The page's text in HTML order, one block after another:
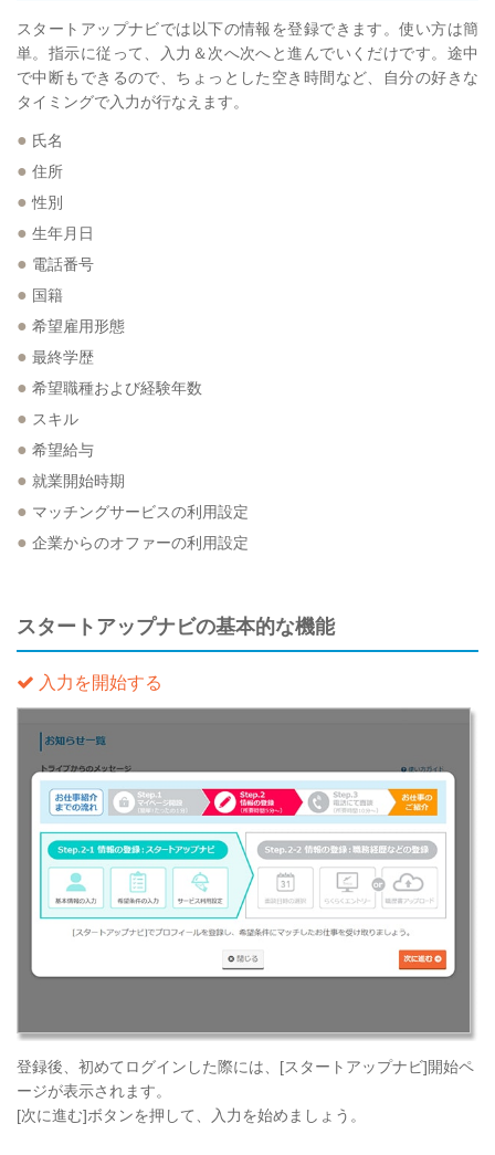
スタートアップナビでは以下の情報を登録できます。使い方は簡
単。指示に従って、入力＆次へ次へと進んでいくだけです。途中
で中断もできるので、ちょっとした空き時間など、自分の好きな
タイミングで入力が行なえます。
● 氏名
● 住所
● 性別
● 生年月日
● 電話番号
● 国籍
● 希望雇用形態
● 最終学歴
● 希望職種および経験年数
● スキル
● 希望給与
● 就業開始時期
● マッチングサービスの利用設定
● 企業からのオファーの利用設定
スタートアップナビの基本的な機能
入力を開始する
登録後、初めてログインした際には、[スタートアップナビ]開始ペ
ージが表示されます。
[次に進む]ボタンを押して、入力を始めましょう。